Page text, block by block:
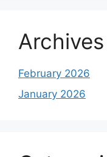
Archives
February 2026
January 2026